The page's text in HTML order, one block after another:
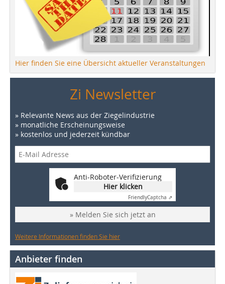
Hier finden Sie eine Übersicht aktueller Veranstaltungen
Zi Newsletter
» Relevante News aus der Ziegelindustrie
» monatliche Erscheinungsweise
» kostenlos und jederzeit kündbar
Anti-Roboter-Verifizierung
Hier klicken
FriendlyCaptcha ⇗
» Melden Sie sich jetzt an
Weitere Informationen finden Sie hier
Anbieter finden